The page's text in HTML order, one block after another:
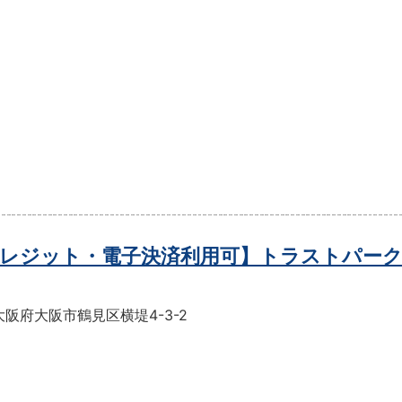
レジット・電子決済利用可】トラストパー
阪府大阪市鶴見区横堤4-3-2